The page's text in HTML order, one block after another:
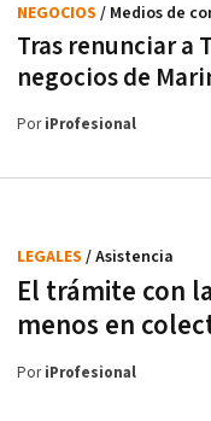
Tras renunciar a
negocios de
NEGOCIOS / Medios de
PoriProfesional
El trámite con
menos en
LEGALES / Asistencia
PoriProfesional